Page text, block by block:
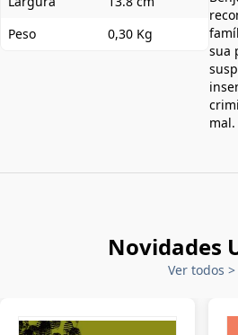
Peso
0,30 Kg
sua
mal.
Novidades
Ver todos >